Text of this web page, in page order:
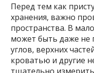
Перед тем как
хранения, важно
пространства. В
может быть даже не
углов, верхних
кроватью и другие